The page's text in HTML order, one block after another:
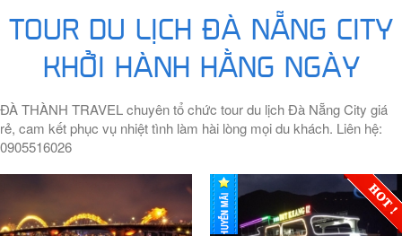
TOUR DU LỊCH ĐÀ NẴNG CITY
KHỞI HÀNH HẰNG NGÀY
ĐÀ THÀNH TRAVEL chuyên tổ chức tour du lịch Đà Nẵng City giá
rẻ, cam kết phục vụ nhiệt tình làm hài lòng mọi du khách. Liên hệ:
0905516026